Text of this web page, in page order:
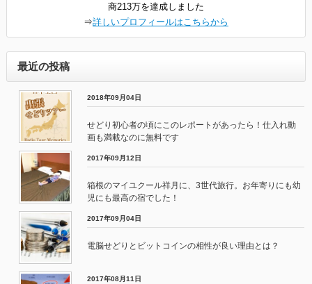
商213万を達成しました
⇒詳しいプロフィールはこちらから
最近の投稿
2018年09月04日
せどり初心者の頃にこのレポートがあったら！仕入れ動
画も満載なのに無料です
2017年09月12日
箱根のマイユクール祥月に、3世代旅行。お年寄りにも幼
児にも最高の宿でした！
2017年09月04日
電脳せどりとビットコインの相性が良い理由とは？
2017年08月11日